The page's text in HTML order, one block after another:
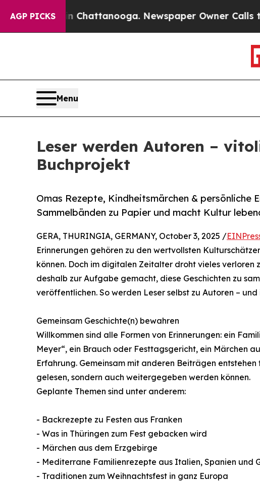
AGP PICKS
in Chattanooga. Newspaper Owner Calls the People
Menu
Leser werden Autoren –
Buchprojekt
Omas Rezepte, Kindheitsmärchen & persönliche
Sammelbänden zu Papier und macht Kultur
GERA, THURINGIA, GERMANY, October 3, 2025 /
Erinnerungen gehören zu den wertvollsten
können. Doch im digitalen Zeitalter droht vieles verloren
deshalb zur Aufgabe gemacht, diese Geschichten zu
veröffentlichen. So werden Leser selbst zu Autoren –
Gemeinsam Geschichte(n) bewahren
Willkommen sind alle Formen von Erinnerungen: ein
Meyer“, ein Brauch oder Festtagsgericht, ein Märchen
Erfahrung. Gemeinsam mit anderen Beiträgen
gelesen, sondern auch weitergegeben werden können.
Geplante Themen sind unter anderem:
- Backrezepte zu Festen aus Franken
- Was in Thüringen zum Fest gebacken wird
- Märchen aus dem Erzgebirge
- Mediterrane Familienrezepte aus Italien, Spanien und
- Traditionen zum Weihnachtsfest in ganz Europa